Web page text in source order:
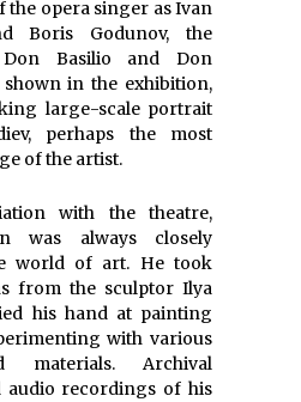
the opera singer as Ivan
Boris Godunov, the
Don Basilio and Don
in the exhibition,
large-scale portrait
perhaps the most
of the artist.
with the theatre,
was always closely
world of art. He took
from the sculptor Ilya
his hand at painting
with various
materials. Archival
audio recordings of his